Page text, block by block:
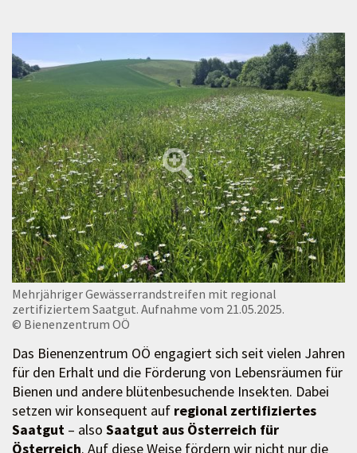
Mehrjähriger Gewässerrandstreifen mit regional
zertifiziertem Saatgut. Aufnahme vom 21.05.2025.
© Bienenzentrum OÖ
Das Bienenzentrum OÖ engagiert sich seit vielen Jahren
für den Erhalt und die Förderung von Lebensräumen für
Bienen und andere blütenbesuchende Insekten. Dabei
setzen wir konsequent auf regional zertifiziertes
Saatgut – also Saatgut aus Österreich für
Österreich. Auf diese Weise fördern wir nicht nur die